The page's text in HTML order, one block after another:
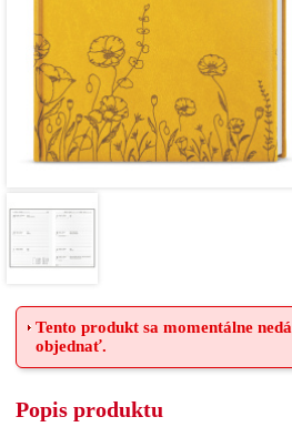
Tento produkt sa momentálne nedá
objednať.
Popis produktu